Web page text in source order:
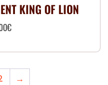
KING OF LION
€
→